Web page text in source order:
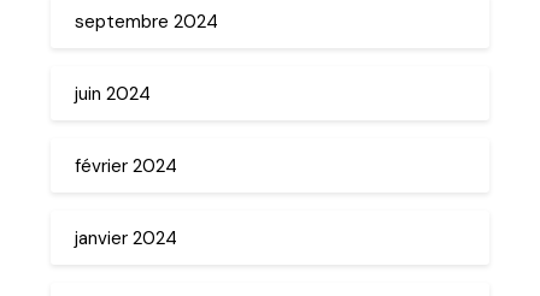
septembre 2024
juin 2024
février 2024
janvier 2024